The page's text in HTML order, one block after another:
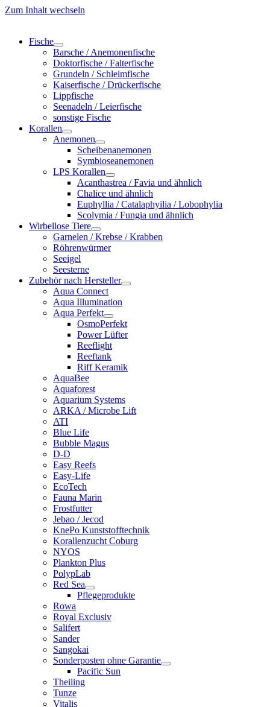
Zum Inhalt wechseln
Fische
Barsche / Anemonenfische
Doktorfische / Falterfische
Grundeln / Schleimfische
Kaiserfische / Drückerfische
Lippfische
Seenadeln / Leierfische
sonstige Fische
Korallen
Anemonen
Scheibenanemonen
Symbioseanemonen
LPS Korallen
Acanthastrea / Favia und ähnlich
Chalice und ähnlich
Euphyllia / Catalaphyilia / Lobophylia
Scolymia / Fungia und ähnlich
Wirbellose Tiere
Garnelen / Krebse / Krabben
Röhrenwürmer
Seeigel
Seesterne
Zubehör nach Hersteller
Aqua Connect
Aqua Illumination
Aqua Perfekt
OsmoPerfekt
Power Lüfter
Reeflight
Reeftank
Riff Keramik
AquaBee
Aquaforest
Aquarium Systems
ARKA / Microbe Lift
ATI
Blue Life
Bubble Magus
D-D
Easy Reefs
Easy-Life
EcoTech
Fauna Marin
Frostfutter
Jebao / Jecod
KnePo Kunststofftechnik
Korallenzucht Coburg
NYOS
Plankton Plus
PolypLab
Red Sea
Pflegeprodukte
Rowa
Royal Exclusiv
Salifert
Sander
Sangokai
Sonderposten ohne Garantie
Pacific Sun
Theiling
Tunze
Vitalis